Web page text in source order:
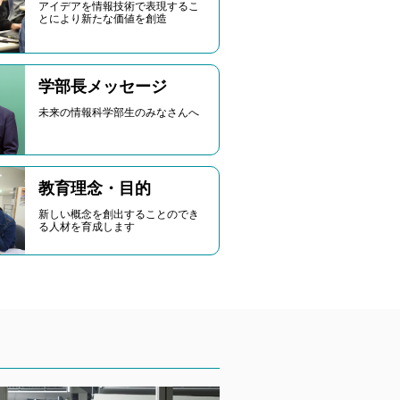
アイデアを情報技術で表現するこ
とにより新たな価値を創造
学部長メッセージ
未来の情報科学部生のみなさんへ
教育理念・目的
新しい概念を創出することのでき
る人材を育成します